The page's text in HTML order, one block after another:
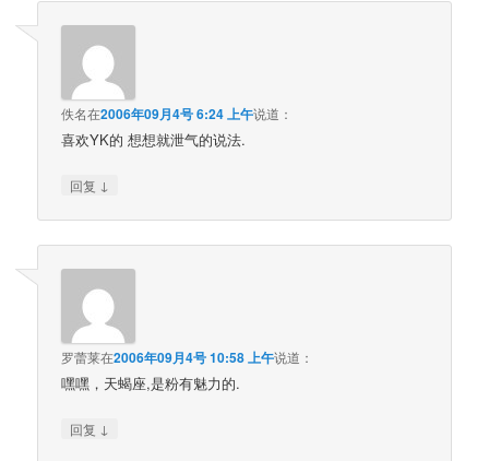
佚名在2006年09月4号 6:24 上午说道：
喜欢YK的 想想就泄气的说法.
回复 ↓
罗蕾莱在2006年09月4号 10:58 上午说道：
嘿嘿，天蝎座,是粉有魅力的.
回复 ↓